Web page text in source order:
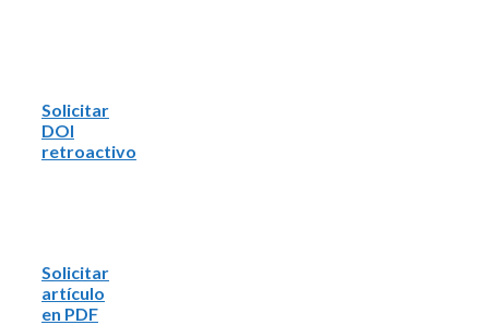
Solicitar
DOI
retroactivo
Solicitar
artículo
en PDF